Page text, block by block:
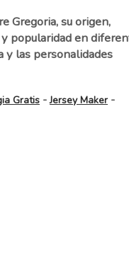
Gregoria, su origen,
popularidad en
y las personalidades
Gratis -Jersey Maker-